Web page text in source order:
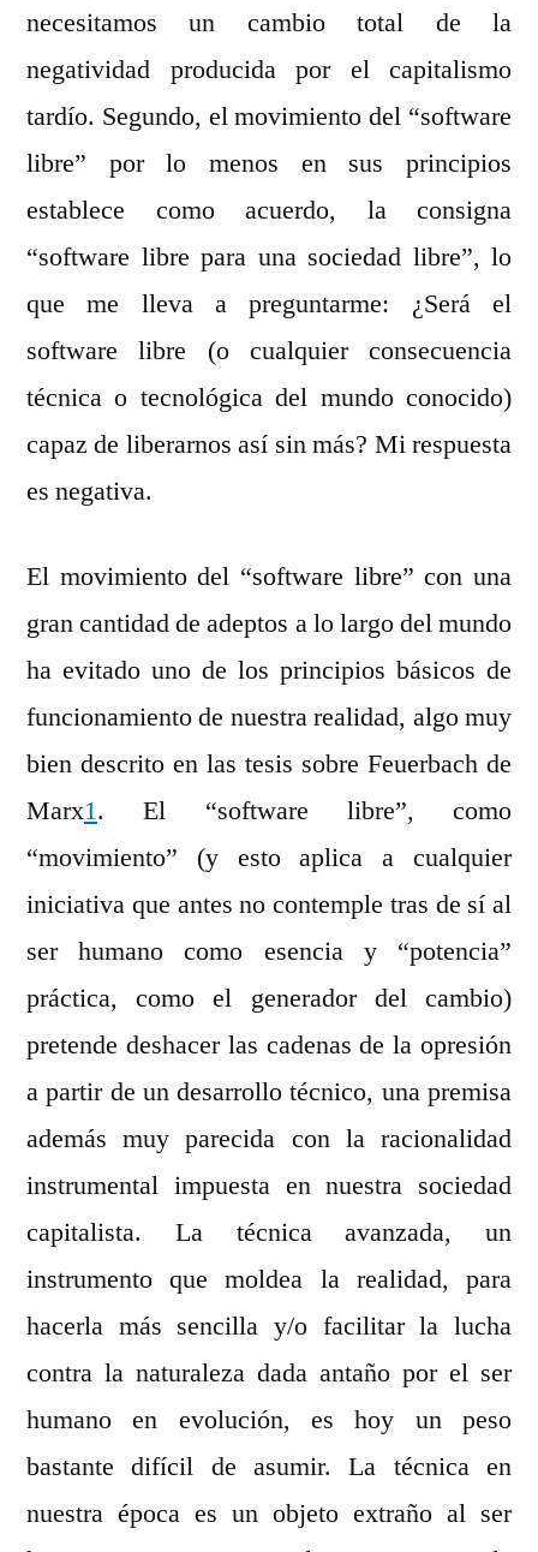
necesitamos un cambio total de la
negatividad producida por el capitalismo
tardío. Segundo, el movimiento del “software
libre” por lo menos en sus principios
establece como acuerdo, la consigna
“software libre para una sociedad libre”, lo
que me lleva a preguntarme: ¿Será el
software libre (o cualquier consecuencia
técnica o tecnológica del mundo conocido)
capaz de liberarnos así sin más? Mi respuesta
es negativa.
El movimiento del “software libre” con una
gran cantidad de adeptos a lo largo del mundo
ha evitado uno de los principios básicos de
funcionamiento de nuestra realidad, algo muy
bien descrito en las tesis sobre Feuerbach de
Marx1. El “software libre”, como
“movimiento” (y esto aplica a cualquier
iniciativa que antes no contemple tras de sí al
ser humano como esencia y “potencia”
práctica, como el generador del cambio)
pretende deshacer las cadenas de la opresión
a partir de un desarrollo técnico, una premisa
además muy parecida con la racionalidad
instrumental impuesta en nuestra sociedad
capitalista. La técnica avanzada, un
instrumento que moldea la realidad, para
hacerla más sencilla y/o facilitar la lucha
contra la naturaleza dada antaño por el ser
humano en evolución, es hoy un peso
bastante difícil de asumir. La técnica en
nuestra época es un objeto extraño al ser